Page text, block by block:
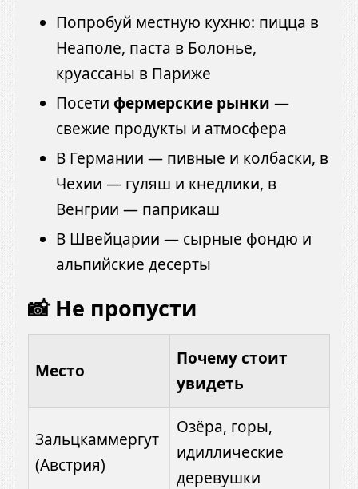
Попробуй местную кухню: пицца в
Неаполе, паста в Болонье,
круассаны в Париже
Посети фермерские рынки —
свежие продукты и атмосфера
В Германии — пивные и колбаски, в
Чехии — гуляш и кнедлики, в
Венгрии — паприкаш
В Швейцарии — сырные фондю и
альпийские десерты
📸 Не пропусти
Место
Почему стоит
увидеть
Зальцкаммергут
(Австрия)
Озёра, горы,
идиллические
деревушки